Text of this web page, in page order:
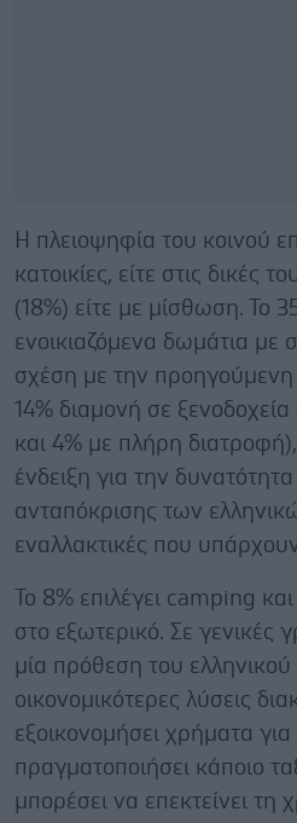
Η πλειοψηφία του κοινού
κατοικίες, είτε στις δικές
(18%) είτε με μίσθωση. Το
ενοικιαζόμενα δωμάτια με
σχέση με την προηγούμενη
14% διαμονή σε
και 4% με πλήρη
ένδειξη για την
ανταπόκρισης των
εναλλακτικές που
Το 8% επιλέγει camping και
στο εξωτερικό. Σε γενικές
μία πρόθεση του ελληνικού
οικονομικότερες λύσεις
εξοικονομήσει χρήματα
πραγματοποιήσει κάποιο
μπορέσει να επεκτείνει τη